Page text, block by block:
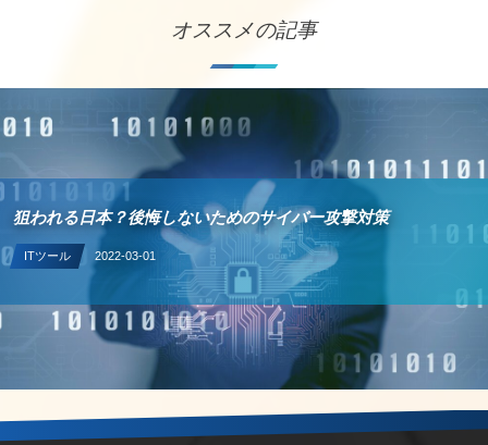
オススメの記事
狙われる日本？後悔しないためのサイバー攻撃対策
ITツール 2022-03-01